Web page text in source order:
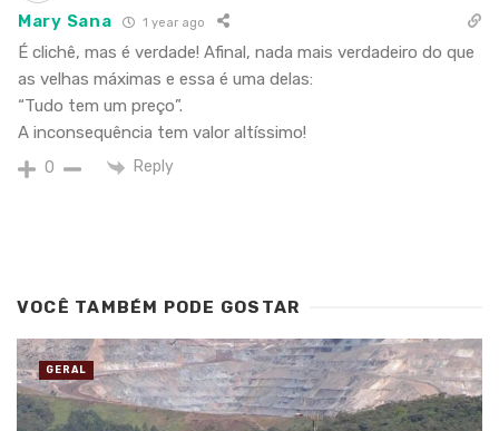
Mary Sana 1 year ago
É clichê, mas é verdade! Afinal, nada mais verdadeiro do que
as velhas máximas e essa é uma delas:
“Tudo tem um preço”.
A inconsequência tem valor altíssimo!
0 Reply
VOCÊ TAMBÉM PODE GOSTAR
GERAL